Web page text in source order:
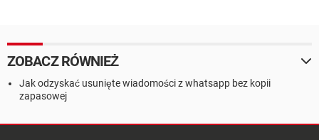
ZOBACZ RÓWNIEŻ
Jak odzyskać usunięte wiadomości z whatsapp bez kopii
zapasowej